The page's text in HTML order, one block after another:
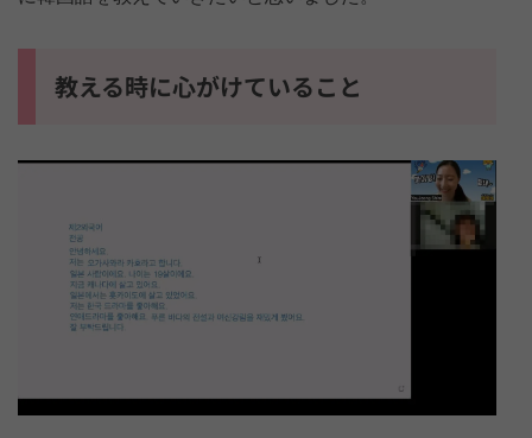
教える時に心がけていること